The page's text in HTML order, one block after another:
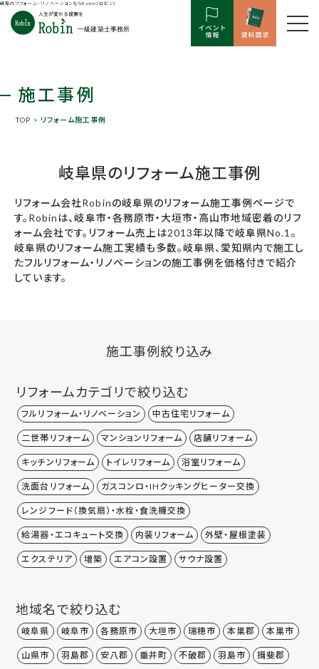
岐阜のリフォーム・リノベーションならRobin（ロビン）
施工事例
TOP > リフォーム施工事例
岐阜県のリフォーム施工事例
リフォーム会社Robinの岐阜県のリフォーム施工事例ページで
す。Robinは、岐阜市・各務原市・大垣市・高山市地域密着のリフ
ォーム会社です。リフォーム売上は2013年以降で岐阜県No.1。
岐阜県のリフォーム施工実績も多数。岐阜県、愛知県内で施工し
たフルリフォーム・リノベーションの施工事例を価格付きで紹介
しています。
施工事例絞り込み
リフォームカテゴリで絞り込む
フルリフォーム・リノベーション 中古住宅リフォーム
二世帯リフォーム マンションリフォーム 店舗リフォーム
キッチンリフォーム トイレリフォーム 浴室リフォーム
洗面台リフォーム ガスコンロ・IHクッキングヒーター交換
レンジフード（換気扇）・水栓・食洗機交換
給湯器・エコキュート交換 内装リフォーム 外壁・屋根塗装
エクステリア 増築 エアコン設置 サウナ設置
地域名で絞り込む
岐阜県 岐阜市 各務原市 大垣市 瑞穂市 本巣郡 本巣市
山県市 羽島郡 安八郡 垂井町 不破郡 羽島市 揖斐郡